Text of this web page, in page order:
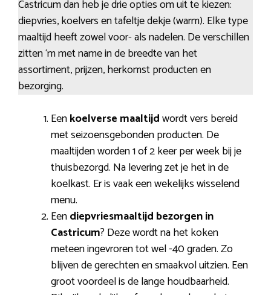
Castricum dan heb je drie opties om uit te kiezen:
diepvries, koelvers en tafeltje dekje (warm). Elke type
maaltijd heeft zowel voor- als nadelen. De verschillen
zitten ‘m met name in de breedte van het
assortiment, prijzen, herkomst producten en
bezorging.
Eenkoelverse maaltijdwordt vers bereid
met seizoensgebonden producten. De
maaltijden worden 1 of 2 keer per week bij je
thuisbezorgd. Na levering zet je het in de
koelkast. Er is vaak een wekelijks wisselend
menu.
Eendiepvriesmaaltijd bezorgen in
Castricum? Deze wordt na het koken
meteen ingevroren tot wel -40 graden. Zo
blijven de gerechten en smaakvol uitzien. Een
groot voordeel is de lange houdbaarheid.